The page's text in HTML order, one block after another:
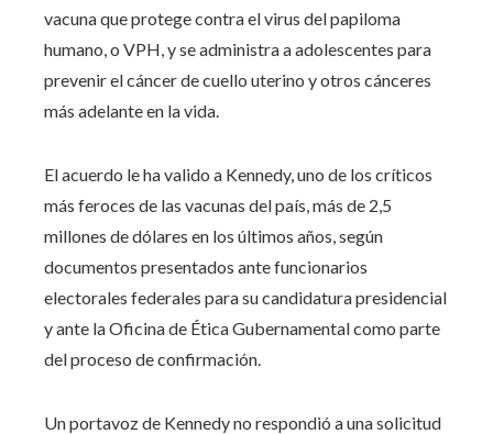
vacuna que protege contra el virus del papiloma
humano, o VPH, y se administra a adolescentes para
prevenir el cáncer de cuello uterino y otros cánceres
más adelante en la vida.
El acuerdo le ha valido a Kennedy, uno de los críticos
más feroces de las vacunas del país, más de 2,5
millones de dólares en los últimos años, según
documentos presentados ante funcionarios
electorales federales para su candidatura presidencial
y ante la Oficina de Ética Gubernamental como parte
del proceso de confirmación.
Un portavoz de Kennedy no respondió a una solicitud